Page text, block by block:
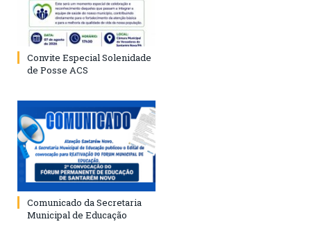
Convite Especial Solenidade
de Posse ACS
Comunicado da Secretaria
Municipal de Educação